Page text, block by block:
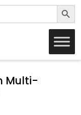
Search
Multi-